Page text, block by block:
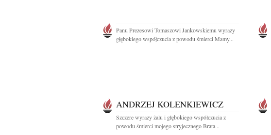
Panu Prezesowi Tomaszowi Jankowskiemu wyrazy
głębokiego współczucia z powodu śmierci Mamy...
ANDRZEJ KOLENKIEWICZ
Szczere wyrazy żalu i głębokiego współczucia z
powodu śmierci mojego stryjecznego Brata...